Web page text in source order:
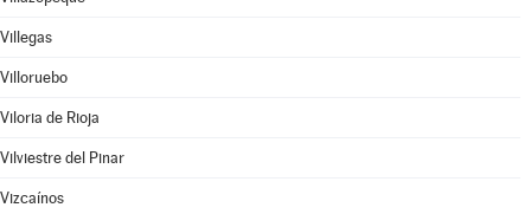
Villegas
Villoruebo
Viloria de Rioja
Vilviestre del Pinar
Vizcaínos